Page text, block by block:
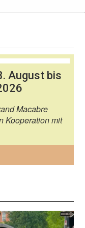
August bis
Macabre
Kooperation mit